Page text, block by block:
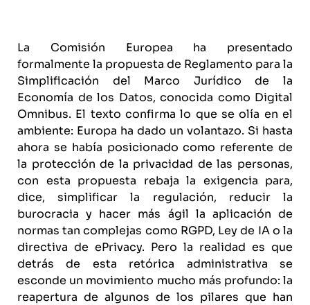
La Comisión Europea ha presentado
formalmente la propuesta de Reglamento para la
Simplificación del Marco Jurídico de la
Economía de los Datos, conocida como Digital
Omnibus. El texto confirma lo que se olía en el
ambiente: Europa ha dado un volantazo. Si hasta
ahora se había posicionado como referente de
la protección de la privacidad de las personas,
con esta propuesta rebaja la exigencia para,
dice, simplificar la regulación, reducir la
burocracia y hacer más ágil la aplicación de
normas tan complejas como RGPD, Ley de IA o la
directiva de ePrivacy. Pero la realidad es que
detrás de esta retórica administrativa se
esconde un movimiento mucho más profundo: la
reapertura de algunos de los pilares que han